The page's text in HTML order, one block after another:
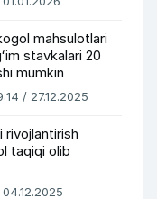
mahsulotlari
stavkalari 20
mumkin
/ 27.12.2025
rivojlantirish
taqiqi olib